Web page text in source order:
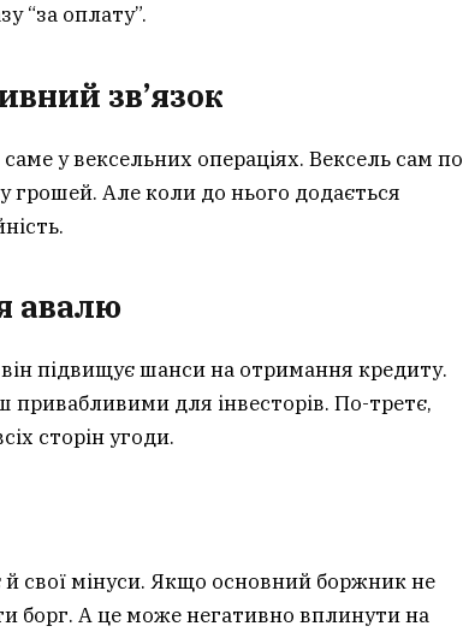
“за оплату”.
зв’язок
у вексельних операціях. Вексель сам по
грошей. Але коли до нього додається
авалю
підвищує шанси на отримання кредиту.
привабливими для інвесторів. По-третє,
сторін угоди.
свої мінуси. Якщо основний боржник не
борг. А це може негативно вплинути на